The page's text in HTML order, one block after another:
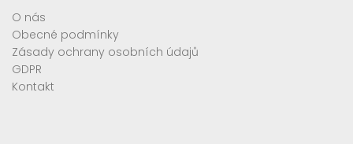
O nás
Obecné podmínky
Zásady ochrany osobních údajů
GDPR
Kontakt